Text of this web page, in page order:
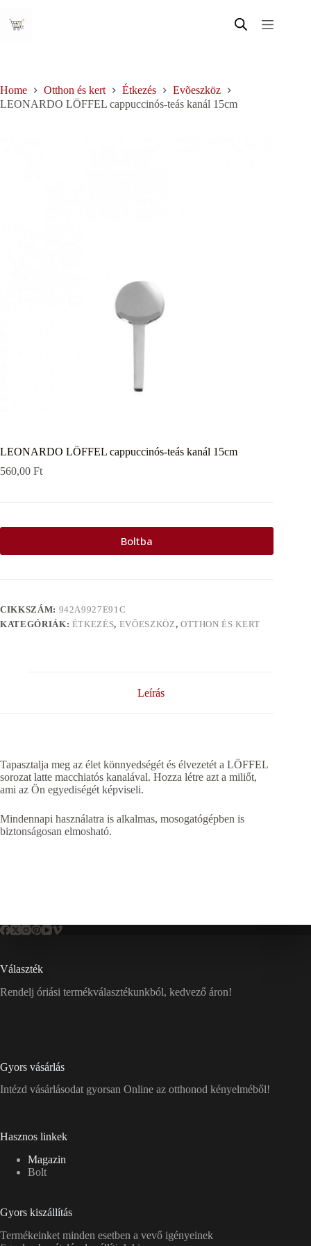
content
Home Otthon és kert Étkezés
Evõeszköz
LEONARDO LÖFFEL cappuccinós-teás kanál 15cm
LEONARDO LÖFFEL cappuccinós-teás kanál 15cm
560,00 Ft
Boltba
CIKKSZÁM: 942A9927E91C
KATEGÓRIÁK: ÉTKEZÉS, EVÕESZKÖZ, OTTHON ÉS KERT
Leírás
Tapasztalja meg az élet könnyedségét és élvezetét a LÖFFEL
sorozat latte macchiatós kanalával. Hozza létre azt a miliőt,
ami az Ön egyediségét képviseli.
Mindennapi használatra is alkalmas, mosogatógépben is
biztonságosan elmosható.
Választék
Rendelj óriási termékválasztékunkból, kedvező áron!
Gyors vásárlás
Intézd vásárlásodat gyorsan Online az otthonod kényelméből!
Hasznos linkek
Magazin
Bolt
Gyors kiszállítás
Termékeinket minden esetben a vevő igényeinek